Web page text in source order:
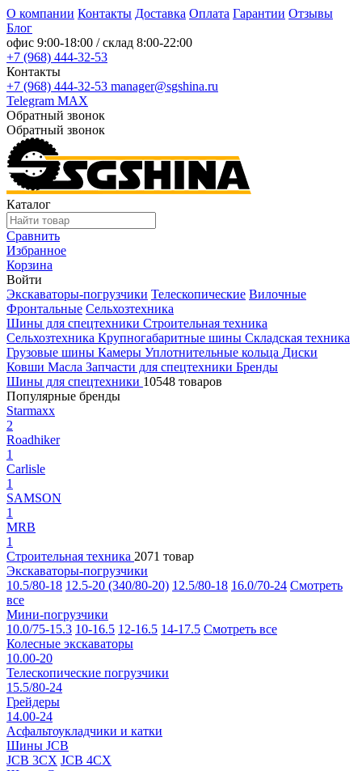
О компании Контакты Доставка Оплата Гарантии Отзывы
Блог
офис 9:00-18:00 / склад 8:00-22:00
+7 (968) 444-32-53
Контакты
+7 (968) 444-32-53 manager@sgshina.ru
Telegram MAX
Обратный звонок
Обратный звонок
Каталог
Сравнить
Избранное
Корзина
Войти
Экскаваторы-погрузчики Телескопические Вилочные
Фронтальные Сельхозтехника
Шины для спецтехники Строительная техника
Сельхозтехника Крупногабаритные шины Складская техника
Грузовые шины Камеры Уплотнительные кольца Диски
Ковши Масла Запчасти для спецтехники Бренды
Шины для спецтехники 10548 товаров
Популярные бренды
Starmaxx
2
Roadhiker
1
Carlisle
1
SAMSON
1
MRB
1
Строительная техника 2071 товар
Экскаваторы-погрузчики
10.5/80-18 12.5-20 (340/80-20) 12.5/80-18 16.0/70-24 Смотреть
все
Мини-погрузчики
10.0/75-15.3 10-16.5 12-16.5 14-17.5 Смотреть все
Колесные экскаваторы
10.00-20
Телескопические погрузчики
15.5/80-24
Грейдеры
14.00-24
Асфальтоукладчики и катки
Шины JCB
JCB 3CX JCB 4CX